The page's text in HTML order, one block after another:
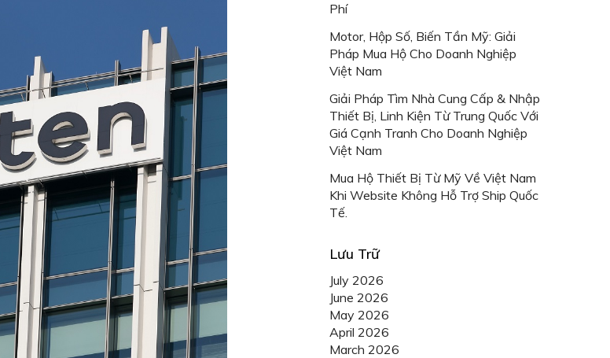
Phí
Motor, Hộp Số, Biến Tần Mỹ: Giải
Pháp Mua Hộ Cho Doanh Nghiệp
Việt Nam
Giải Pháp Tìm Nhà Cung Cấp & Nhập
Thiết Bị, Linh Kiện Từ Trung Quốc Với
Giá Cạnh Tranh Cho Doanh Nghiệp
Việt Nam
Mua Hộ Thiết Bị Từ Mỹ Về Việt Nam
Khi Website Không Hỗ Trợ Ship Quốc
Tế.
Lưu Trữ
July 2026
June 2026
May 2026
April 2026
March 2026